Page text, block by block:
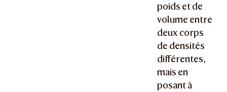
poids et de
volume entre
deux corps
de densités
différentes,
mais en
posant à